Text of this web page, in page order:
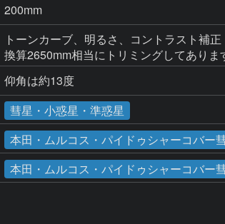
200mm
トーンカーブ、明るさ、コントラスト補正
換算2650mm相当にトリミングしてありま
仰角は約13度
彗星・小惑星・準惑星
本田・ムルコス・パイドゥシャーコバー
本田・ムルコス・パイドゥシャーコバー